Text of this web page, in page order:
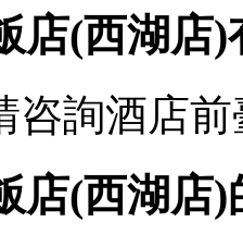
店(西湖店
咨詢酒店前
店(西湖店